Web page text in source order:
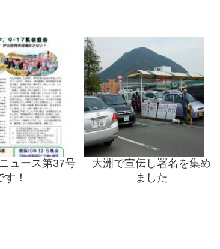
ュース第37号
す！
大洲で宣伝し署名を集め
ました